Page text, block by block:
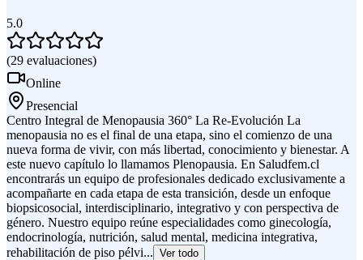
5.0
(29 evaluaciones)
Online
Presencial
Centro Integral de Menopausia 360° La Re-Evolución La
menopausia no es el final de una etapa, sino el comienzo de una
nueva forma de vivir, con más libertad, conocimiento y bienestar. A
este nuevo capítulo lo llamamos Plenopausia. En Saludfem.cl
encontrarás un equipo de profesionales dedicado exclusivamente a
acompañarte en cada etapa de esta transición, desde un enfoque
biopsicosocial, interdisciplinario, integrativo y con perspectiva de
género. Nuestro equipo reúne especialidades como ginecología,
endocrinología, nutrición, salud mental, medicina integrativa,
rehabilitación de piso pélvi... Ver todo